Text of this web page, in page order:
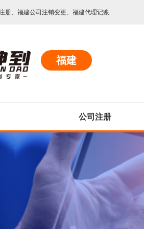
册、福建公司注销变更、福建代理记账
福建
公司注册